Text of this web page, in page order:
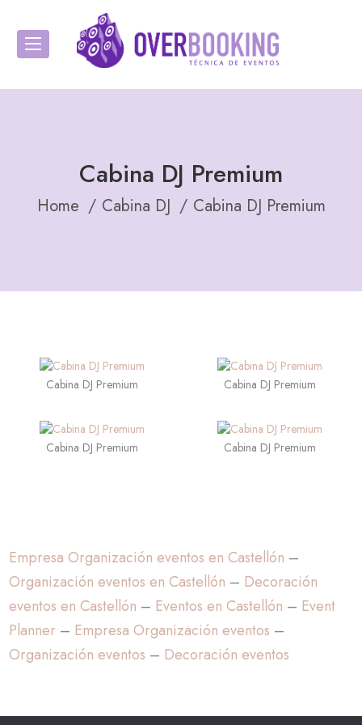
Cabina DJ Premium
Home Cabina DJ Cabina DJ Premium
Cabina DJ Premium Cabina DJ Premium
Cabina DJ Premium Cabina DJ Premium
Empresa Organización eventos en Castellón –
Organización eventos en Castellón – Decoración
eventos en Castellón – Eventos en Castellón – Event
Planner – Empresa Organización eventos –
Organización eventos – Decoración eventos